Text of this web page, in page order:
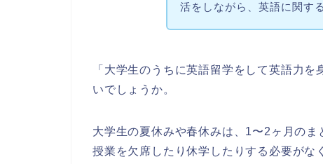
活をしながら、英語に関す
「大学生のうちに英語留学をして英語力
いでしょうか。
大学生の夏休みや春休みは、1〜2ヶ月のま
授業を欠席したり休学したりする必要がな